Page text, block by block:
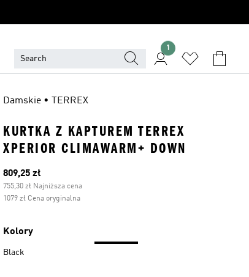
1
Damskie • TERREX
KURTKA Z KAPTUREM TERREX
XPERIOR CLIMAWARM+ DOWN
Bieżąca cena
809,25 zł
755,30 zł Najniższa cena
1079 zł Cena oryginalna
Kolory
Black